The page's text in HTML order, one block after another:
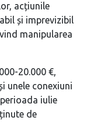
acțiunile
și imprevizibil
manipularea
20.000 €,
unele conexiuni
iulie
de